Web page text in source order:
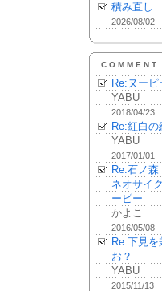
積み直し
2026/08/02
COMMENT
Re:ヌーピ
YABU
2018/04/23
Re:紅白の
YABU
2017/01/01
Re:石ノ
ネオサイ
ーピー
かよこ
2016/05/08
Re:下見
お？
YABU
2015/11/13